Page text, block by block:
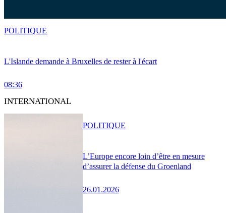
L'Islande demande à Bruxelles de rester à l'écart
08:36
POLITIQUE
INTERNATIONAL
L’Europe encore loin d’être en mesure
d’assurer la défense du Groenland
26.01.2026
POLITIQUE